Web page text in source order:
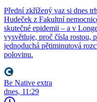
Přední zkřížený vaz si dnes
Hudeček z Fakultní
skutečné epidemii – a v
vysvětluje, proč čísla rostou,
jednoduchá pětiminutová
polovinu.
Be Native extra
dnes, 11:29